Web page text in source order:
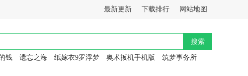
最新更新 下载排行 网站地图
钱 遗忘之海 纸嫁衣9罗浮梦 奥术扳机手机版 筑梦事务所